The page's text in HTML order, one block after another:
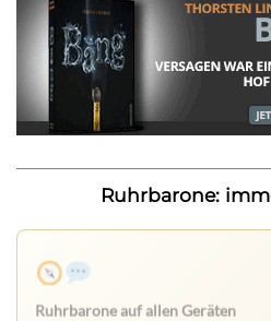
Ruhrbarone:
Ruhrbarone auf allen Geräten